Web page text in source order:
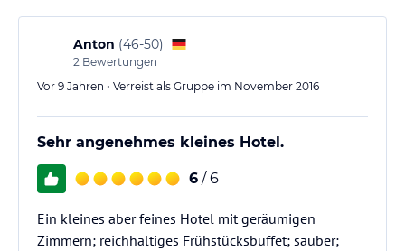
Anton (46-50)
2 Bewertungen
Vor 9 Jahren • Verreist als Gruppe im November 2016
Sehr angenehmes kleines Hotel.
6 / 6
Ein kleines aber feines Hotel mit geräumigen
Zimmern; reichhaltiges Frühstücksbuffet; sauber;